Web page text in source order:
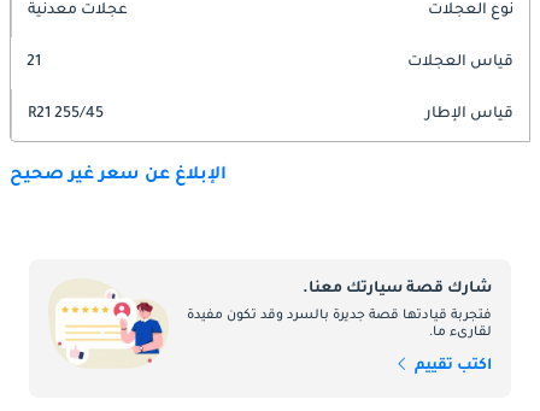
نوع العجلات عجلات معدنية
قياس العجلات 21
قياس الإطار 255/45 R21
الإبلاغ عن سعر غير صحيح
شارك قصة سيارتك معنا.
فتجربة قيادتها قصة جديرة بالسرد وقد تكون مفيدة
لقارىء ما.
اكتب تقييم